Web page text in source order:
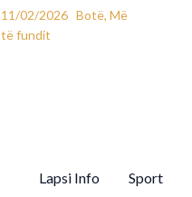
11/02/2026 Botë, Më
të fundit
Lapsi Info Sport